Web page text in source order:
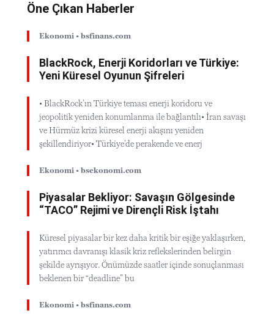
Öne Çıkan Haberler
Ekonomi • bsfinans.com
BlackRock, Enerji Koridorları ve Türkiye:
Yeni Küresel Oyunun Şifreleri
• BlackRock’ın Türkiye teması enerji koridoru ve
jeopolitik yeniden konumlanma ile bağlantılı• İran savaşı
ve Hürmüz krizi küresel enerji akışını yeniden
şekillendiriyor• Türkiye’de perakende ve enerj
Ekonomi • bsekonomi.com
Piyasalar Bekliyor: Savaşın Gölgesinde
“TACO” Rejimi ve Dirençli Risk İştahı
Küresel piyasalar bir kez daha kritik bir eşiğe yaklaşırken,
yatırımcı davranışı klasik kriz reflekslerinden belirgin
şekilde ayrışıyor. Önümüzde saatler içinde sonuçlanması
beklenen bir “deadline” bu
Ekonomi • bsfinans.com